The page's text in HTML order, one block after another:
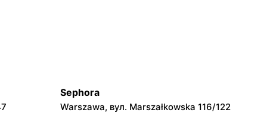
3 Maja
Gama
Łowicz, вул. 3 Maja 14
Sephora
Warszawa, вул. Marszałkowska 116/122